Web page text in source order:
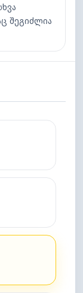
შეგიძლია